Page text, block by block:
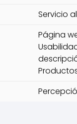
Servicio
Página